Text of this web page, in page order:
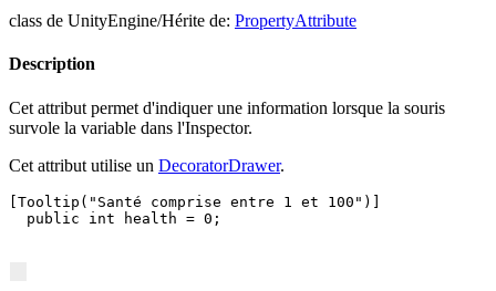
class de UnityEngine/Hérite de: PropertyAttribute
Description
Cet attribut permet d'indiquer une information lorsque la souris
survole la variable dans l'Inspector.
Cet attribut utilise un DecoratorDrawer.
[Tooltip("Santé comprise entre 1 et 100")]
  public int health = 0;